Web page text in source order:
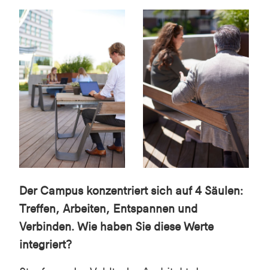
Der Campus konzentriert sich auf 4 Säulen:
Treffen, Arbeiten, Entspannen und
Verbinden. Wie haben Sie diese Werte
integriert?